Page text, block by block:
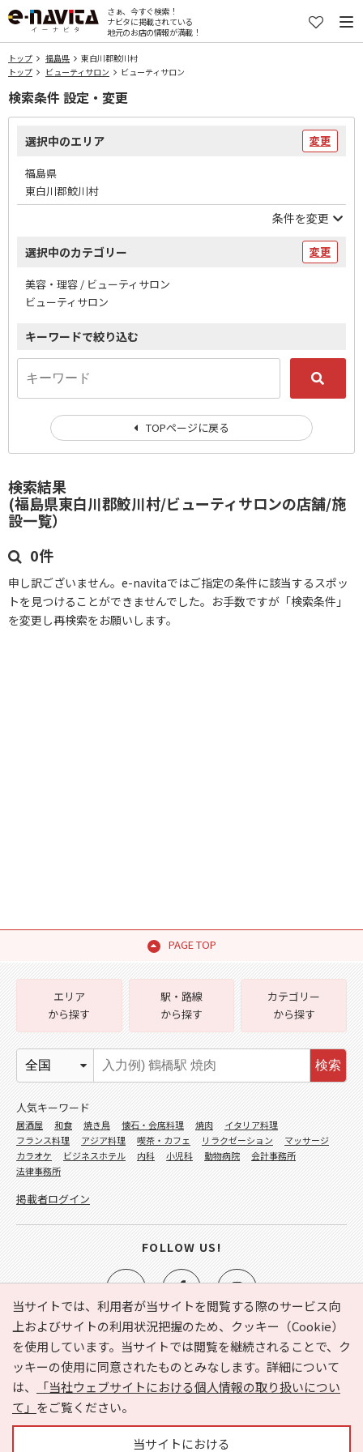
さぁ、今すぐ検索！
ナビタに掲載されている
地元のお店の情報が満載！
トップ 福島県
東白川郡鮫川村
トップ
ビューティサロン ビューティサロン
検索結果
(福島県東白川郡鮫川村/ビューティサロンの店舗/施
設一覧）
0件
申し訳ございません。e-navitaではご指定の条件に該当するスポッ
トを見つけることができませんでした。お手数ですが「検索条件」
を変更し再検索をお願いします。
検索条件 設定・変更
選択中のエリア 変更
福島県
東白川郡鮫川村
条件を変更
選択中のカテゴリー 変更
美容・理容 / ビューティサロン
ビューティサロン
キーワードで絞り込む
TOPページに戻る
PAGE TOP
当サイトでは、利用者が当サイトを閲覧する際のサービス向
上およびサイトの利用状況把握のため、クッキー（Cookie）
を使用しています。当サイトでは閲覧を継続されることで、ク
ッキーの使用に同意されたものとみなします。詳細について
は、
「当社ウェブサイトにおける個人情報の取り扱いについ
て」 をご覧ください。
当サイトにおける
e-NAVITA（イーナビタ）とは？ お気に入り
ヘルプ
利用規約
個人情報の取り扱いについて
運営会社
サイトマップ
広告掲載に関するお問い合わせ
エリア
から探す
駅・路線
から探す
カテゴリー
から探す
検索
人気キーワード
居酒屋 和食 焼き鳥 懐石・会席料理 焼肉
イタリア料理
フランス料理
アジア料理 喫茶・カフェ リラクゼーション
マッサージ
カラオケ
ビジネスホテル 内科 小児科 動物病院
会計事務所
法律事務所
掲載者ログイン
FOLLOW US!